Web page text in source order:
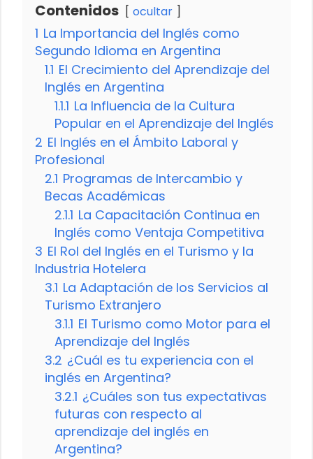
Contenidos ocultar
1 La Importancia del Inglés como
Segundo Idioma en Argentina
1.1 El Crecimiento del Aprendizaje del
Inglés en Argentina
1.1.1 La Influencia de la Cultura
Popular en el Aprendizaje del Inglés
2 El Inglés en el Ámbito Laboral y
Profesional
2.1 Programas de Intercambio y
Becas Académicas
2.1.1 La Capacitación Continua en
Inglés como Ventaja Competitiva
3 El Rol del Inglés en el Turismo y la
Industria Hotelera
3.1 La Adaptación de los Servicios al
Turismo Extranjero
3.1.1 El Turismo como Motor para el
Aprendizaje del Inglés
3.2 ¿Cuál es tu experiencia con el
inglés en Argentina?
3.2.1 ¿Cuáles son tus expectativas
futuras con respecto al
aprendizaje del inglés en
Argentina?